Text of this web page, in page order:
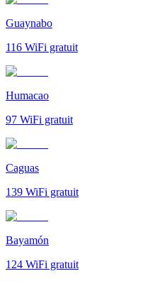
Guaynabo
116 WiFi gratuit
Humacao
97 WiFi gratuit
Caguas
139 WiFi gratuit
Bayamón
124 WiFi gratuit